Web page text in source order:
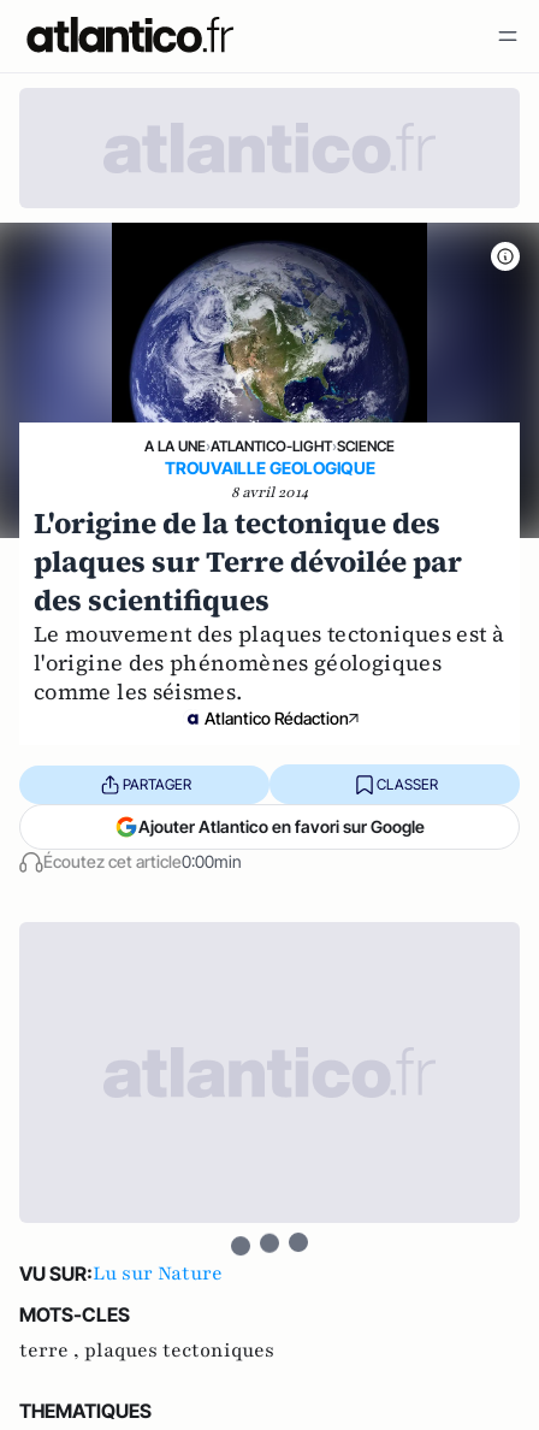
A LA UNE›ATLANTICO-LIGHT›SCIENCE
TROUVAILLE GEOLOGIQUE
8 avril 2014
L'origine de la tectonique des
plaques sur Terre dévoilée par
des scientifiques
Le mouvement des plaques tectoniques est à
l'origine des phénomènes géologiques
comme les séismes.
Atlantico Rédaction
Écoutez cet article0:00min
PARTAGER CLASSER
Ajouter Atlantico en favori sur Google
VU SUR:Lu sur Nature
MOTS-CLES
terre , plaques tectoniques
THEMATIQUES